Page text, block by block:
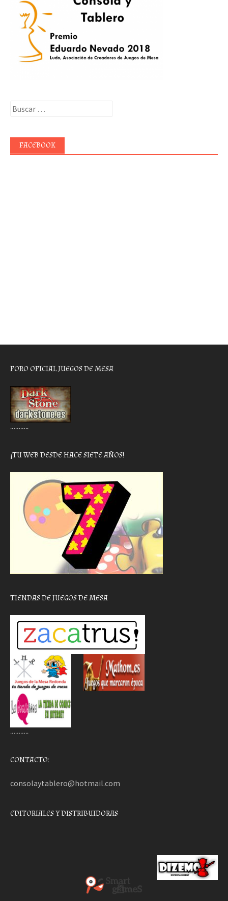
Buscar:
FACEBOOK
FORO OFICIAL JUEGOS DE MESA
………..
¡TU WEB DESDE HACE SIETE AÑOS!
TIENDAS DE JUEGOS DE MESA
………..
CONTACTO:
consolaytablero@hotmail.com
EDITORIALES Y DISTRIBUIDORAS